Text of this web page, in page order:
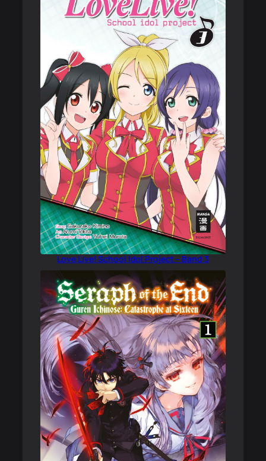
Love Live! School Idol Project – Band 3